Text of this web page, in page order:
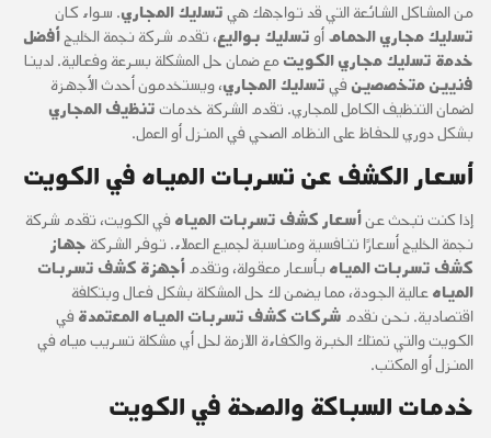
من المشاكل الشائعة التي قد تواجهك هيتسليك المجاري. سواء كان
تسليك مجاري الحمامأو تسليك بواليع، تقدم شركة نجمة الخليجأفضل
خدمة تسليك مجاري الكويتمع ضمان حل المشكلة بسرعة وفعالية. لدينا
فنيين متخصصين فيتسليك المجاري، ويستخدمون أحدث الأجهزة
لضمان التنظيف الكامل للمجاري. تقدم الشركة خدماتتنظيف المجاري
بشكل دوري للحفاظ على النظام الصحي في المنزل أو العمل.
أسعار الكشف عن تسربات المياه في الكويت
إذا كنت تبحث عنأسعار كشف تسربات المياه في الكويت، تقدم شركة
نجمة الخليج أسعارًا تنافسية ومناسبة لجميع العملاء. توفر الشركة جهاز
كشف تسربات المياه بأسعار معقولة، وتقدمأجهزة كشف تسربات
المياهعالية الجودة، مما يضمن لك حل المشكلة بشكل فعال وبتكلفة
اقتصادية. نحن نقدم شركات كشف تسربات المياه المعتمدة في
الكويت والتي تمتلك الخبرة والكفاءة اللازمة لحل أي مشكلة تسريب مياه في
المنزل أو المكتب.
خدمات السباكة والصحة في الكويت